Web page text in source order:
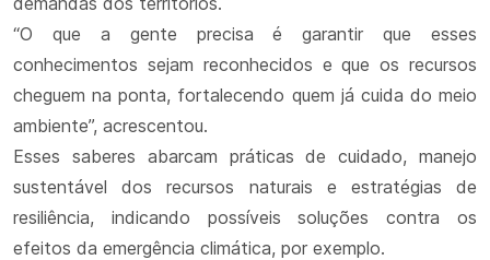
“O que a gente precisa é garantir que esses
conhecimentos sejam reconhecidos e que os recursos
cheguem na ponta, fortalecendo quem já cuida do meio
ambiente”, acrescentou.
Esses saberes abarcam práticas de cuidado, manejo
sustentável dos recursos naturais e estratégias de
resiliência, indicando possíveis soluções contra os
efeitos da emergência climática, por exemplo.